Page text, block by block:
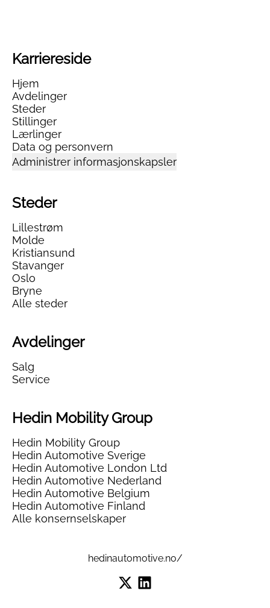
Karriereside
Hjem
Avdelinger
Steder
Stillinger
Lærlinger
Data og personvern
Administrer informasjonskapsler
Steder
Lillestrøm
Molde
Kristiansund
Stavanger
Oslo
Bryne
Alle steder
Avdelinger
Salg
Service
Hedin Mobility Group
Hedin Mobility Group
Hedin Automotive Sverige
Hedin Automotive London Ltd
Hedin Automotive Nederland
Hedin Automotive Belgium
Hedin Automotive Finland
Alle konsernselskaper
hedinautomotive.no/